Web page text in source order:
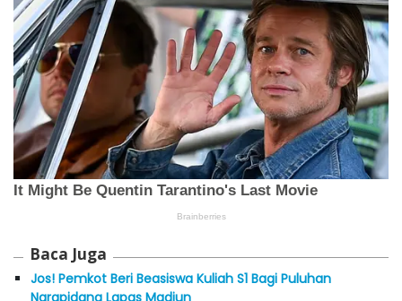
Baca Juga
Jos! Pemkot Beri Beasiswa Kuliah S1 Bagi Puluhan